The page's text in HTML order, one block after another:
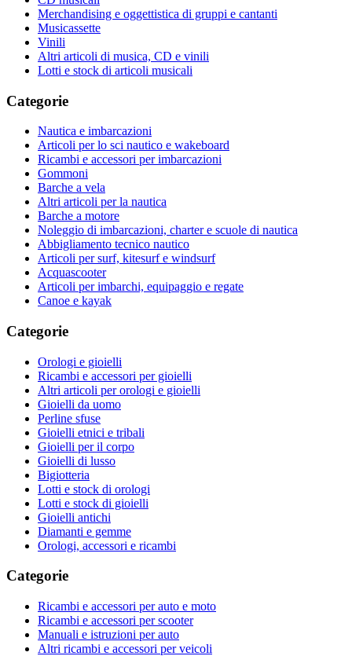
Merchandising e oggettistica di gruppi e cantanti
Musicassette
Vinili
Altri articoli di musica, CD e vinili
Lotti e stock di articoli musicali
Categorie
Nautica e imbarcazioni
Articoli per lo sci nautico e wakeboard
Ricambi e accessori per imbarcazioni
Gommoni
Barche a vela
Altri articoli per la nautica
Barche a motore
Noleggio di imbarcazioni, charter e scuole di nautica
Abbigliamento tecnico nautico
Articoli per surf, kitesurf e windsurf
Acquascooter
Articoli per imbarchi, equipaggio e regate
Canoe e kayak
Categorie
Orologi e gioielli
Ricambi e accessori per gioielli
Altri articoli per orologi e gioielli
Gioielli da uomo
Perline sfuse
Gioielli etnici e tribali
Gioielli per il corpo
Gioielli di lusso
Bigiotteria
Lotti e stock di orologi
Lotti e stock di gioielli
Gioielli antichi
Diamanti e gemme
Orologi, accessori e ricambi
Categorie
Ricambi e accessori per auto e moto
Ricambi e accessori per scooter
Manuali e istruzioni per auto
Altri ricambi e accessori per veicoli